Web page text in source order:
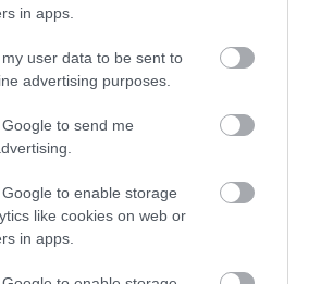
in apps.
user data to be sent to
advertising purposes.
to send me
to enable storage
like cookies on web or
in apps.